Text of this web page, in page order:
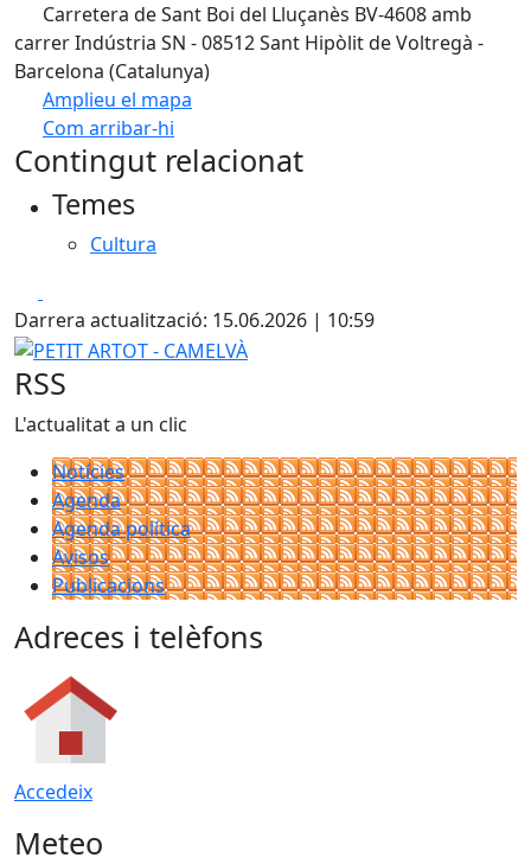
Carretera de Sant Boi del Lluçanès BV-4608 amb
carrer Indústria SN - 08512 Sant Hipòlit de Voltregà -
Barcelona (Catalunya)
Amplieu el mapa
Com arribar-hi
+
Contingut relacionat
Temes
Cultura
Darrera actualització: 15.06.2026 | 10:59
PETIT ARTOT - CAMELVÀ
RSS
L'actualitat a un clic
Notícies
Agenda
Agenda política
Avisos
Publicacions
Adreces i telèfons
Accedeix
Meteo